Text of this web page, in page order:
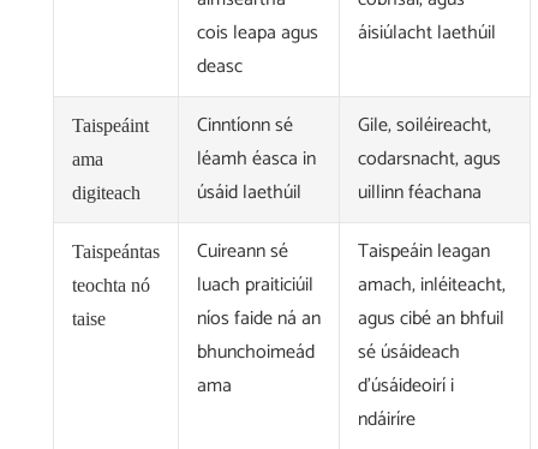
cois leapa agus
deasc
áisiúlacht laethúil
Taispeáint
ama
digiteach
Cinntíonn sé
léamh éasca in
úsáid laethúil
Gile, soiléireacht,
codarsnacht, agus
uillinn féachana
Taispeántas
teochta nó
taise
Cuireann sé
luach praiticiúil
níos faide ná an
bhunchoimeád
ama
Taispeáin leagan
amach, inléiteacht,
agus cibé an bhfuil
sé úsáideach
d'úsáideoirí i
ndáiríre